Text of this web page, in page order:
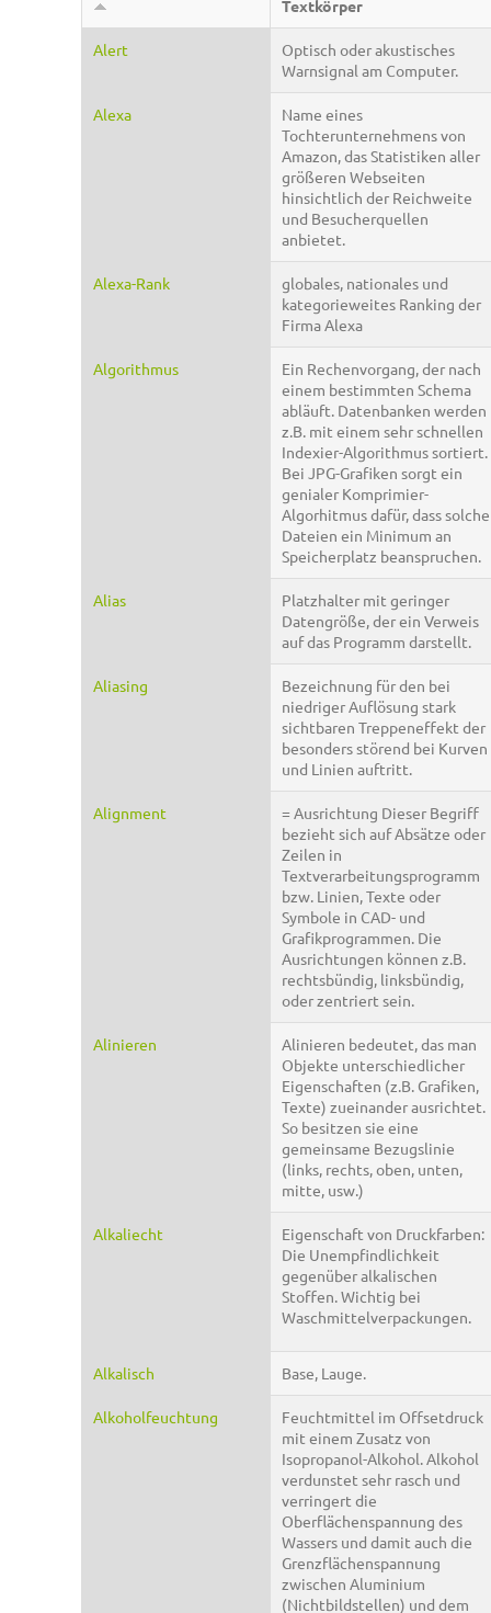
Textkörper
Alert
Optisch oder akustisches
Warnsignal am Computer.
Alexa
Name eines
Tochterunternehmens von
Amazon, das Statistiken aller
größeren Webseiten
hinsichtlich der Reichweite
und Besucherquellen
anbietet.
Alexa-Rank
globales, nationales und
kategorieweites Ranking der
Firma Alexa
Algorithmus
Ein Rechenvorgang, der nach
einem bestimmten Schema
abläuft. Datenbanken werden
z.B. mit einem sehr schnellen
Indexier-Algorithmus sortiert.
Bei JPG-Grafiken sorgt ein
genialer Komprimier-
Algorhitmus dafür, dass solche
Dateien ein Minimum an
Speicherplatz beanspruchen.
Alias
Platzhalter mit geringer
Datengröße, der ein Verweis
auf das Programm darstellt.
Aliasing
Bezeichnung für den bei
niedriger Auflösung stark
sichtbaren Treppeneffekt der
besonders störend bei Kurven
und Linien auftritt.
Alignment
= Ausrichtung Dieser Begriff
bezieht sich auf Absätze oder
Zeilen in
Textverarbeitungsprogramm
bzw. Linien, Texte oder
Symbole in CAD- und
Grafikprogrammen. Die
Ausrichtungen können z.B.
rechtsbündig, linksbündig,
oder zentriert sein.
Alinieren
Alinieren bedeutet, das man
Objekte unterschiedlicher
Eigenschaften (z.B. Grafiken,
Texte) zueinander ausrichtet.
So besitzen sie eine
gemeinsame Bezugslinie
(links, rechts, oben, unten,
mitte, usw.)
Alkaliecht
Eigenschaft von Druckfarben:
Die Unempfindlichkeit
gegenüber alkalischen
Stoffen. Wichtig bei
Waschmittelverpackungen.
Alkalisch Base, Lauge.
Alkoholfeuchtung
Feuchtmittel im Offsetdruck
mit einem Zusatz von
Isopropanol-Alkohol. Alkohol
verdunstet sehr rasch und
verringert die
Oberflächenspannung des
Wassers und damit auch die
Grenzflächenspannung
zwischen Aluminium
(Nichtbildstellen) und dem